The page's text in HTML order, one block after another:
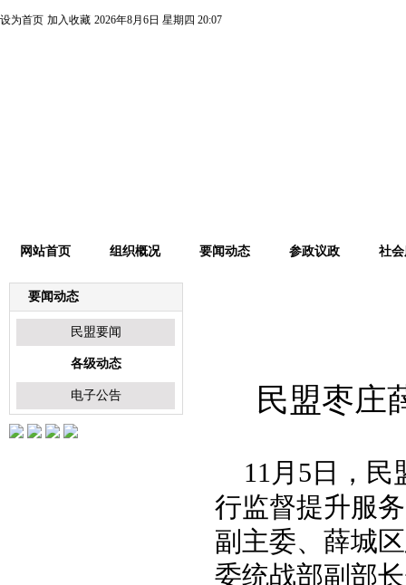
设为首页 加入收藏 2026年8月6日 星期四 20:07
网站首页 组织概况 要闻动态 参政议政 社
要闻动态
民盟要闻
各级动态
电子公告 民盟枣庄
11月5日，民
行监督提升服
副主委、薛城
委统战部副部